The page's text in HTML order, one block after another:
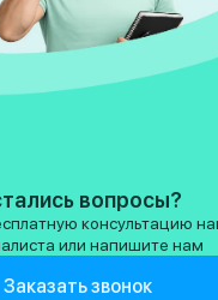
эргономику.
отдыха и
- отличный
выделяться
вопросы?
консультацию
или напишите нам
Заказать звонок